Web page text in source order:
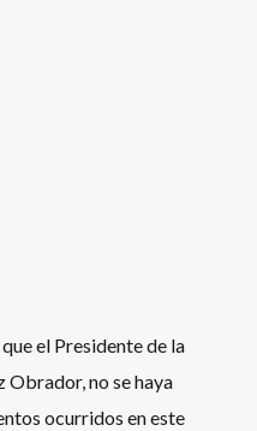
el Presidente de la
Obrador, no se haya
ocurridos en este